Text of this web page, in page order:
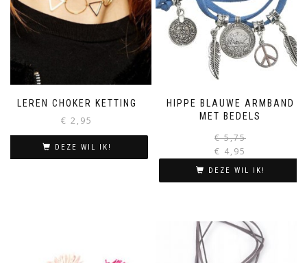
LEREN CHOKER KETTING
€ 2,95
DEZE WIL IK!
HIPPE BLAUWE ARMBAND
MET BEDELS
€5,75
€ 4,95
DEZE WIL IK!